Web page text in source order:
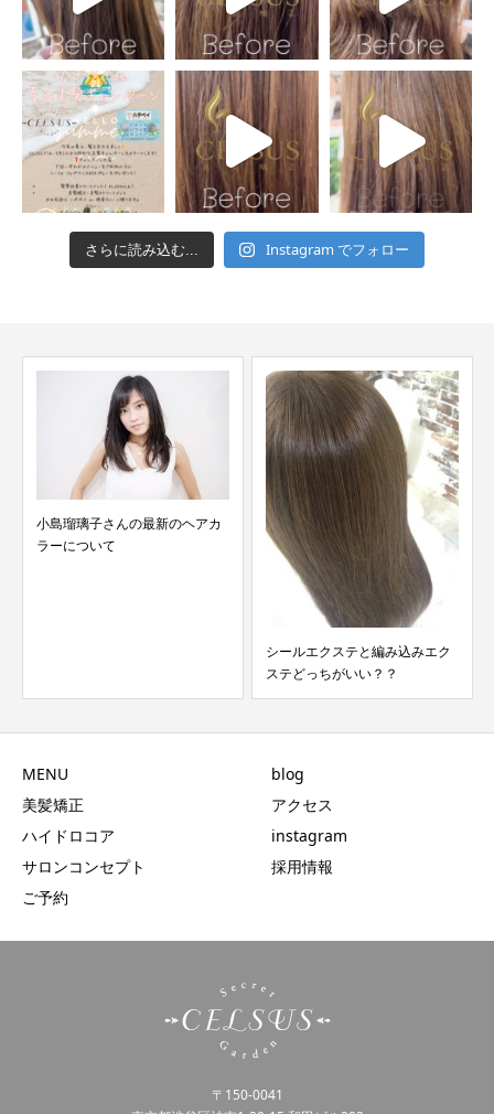
さらに読み込む... Instagram でフォロー
小島瑠璃子さんの最新のヘアカ
ラーについて
シールエクステと編み込みエク
ステどっちがいい？？
MENU
美髪矯正
ハイドロコア
サロンコンセプト
ご予約
blog
アクセス
instagram
採用情報
〒150-0041